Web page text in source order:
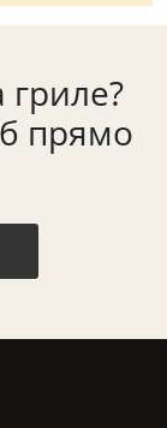
прямо